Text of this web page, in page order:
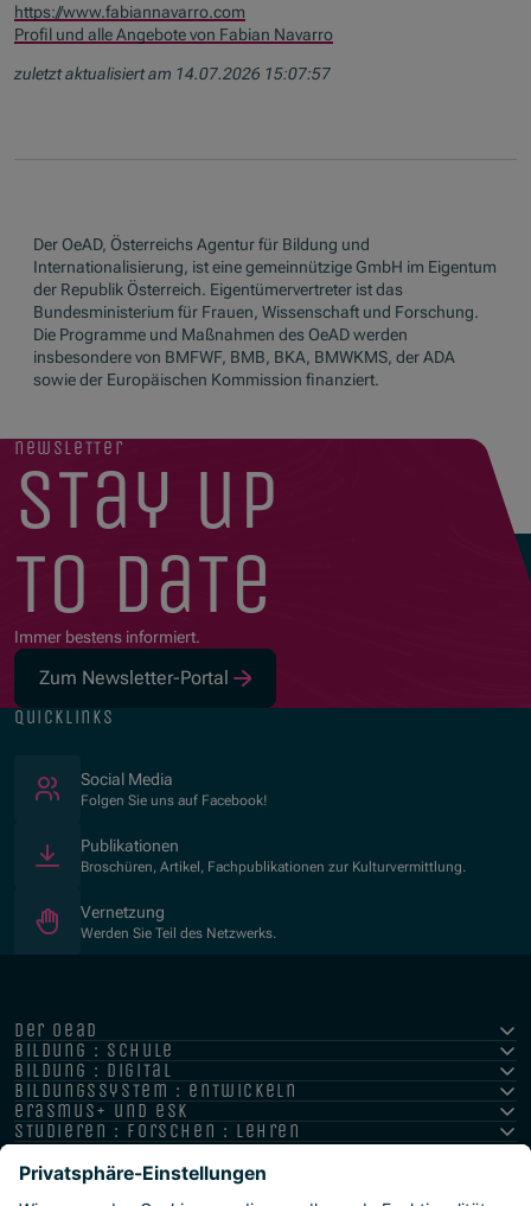
https://www.fabiannavarro.com
Profil und alle Angebote von Fabian Navarro
zuletzt aktualisiert am 14.07.2026 15:07:57
Der OeAD, Österreichs Agentur für Bildung und
Internationalisierung, ist eine gemeinnützige GmbH im Eigentum
der Republik Österreich. Eigentümervertreter ist das
Bundesministerium für Frauen, Wissenschaft und Forschung.
Die Programme und Maßnahmen des OeAD werden
insbesondere von BMFWF, BMB, BKA, BMWKMS, der ADA
sowie der Europäischen Kommission finanziert.
newsletter
stay up
to date
Immer bestens informiert.
Zum Newsletter-Portal
quicklinks
Social Media
Folgen Sie uns auf Facebook!
Publikationen
Broschüren, Artikel, Fachpublikationen zur Kulturvermittlung.
Vernetzung
Werden Sie Teil des Netzwerks.
der oead
bildung : schule
bildung : digital
bildungssystem : entwickeln
erasmus+ und esk
studieren : forschen : lehren
hochschule : strategie : international